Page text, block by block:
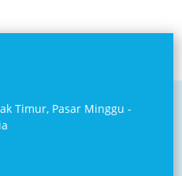
Timur, Pasar Minggu -